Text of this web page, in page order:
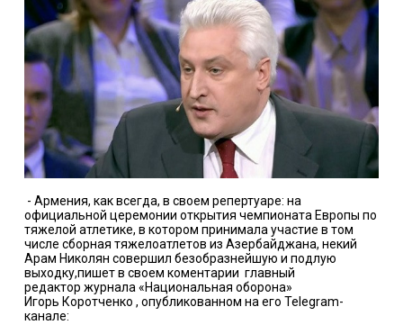
- Армения, как всегда, в своем репертуаре: на
официальной церемонии открытия чемпионата Европы по
тяжелой атлетике, в котором принимала участие в том
числе сборная тяжелоатлетов из Азербайджана, некий
Арам Николян совершил безобразнейшую и подлую
выходку,пишет в своем коментарии главный
редактор журнала «Национальная оборона»
Игорь Коротченко , опубликованном на его Telegram-
канале: